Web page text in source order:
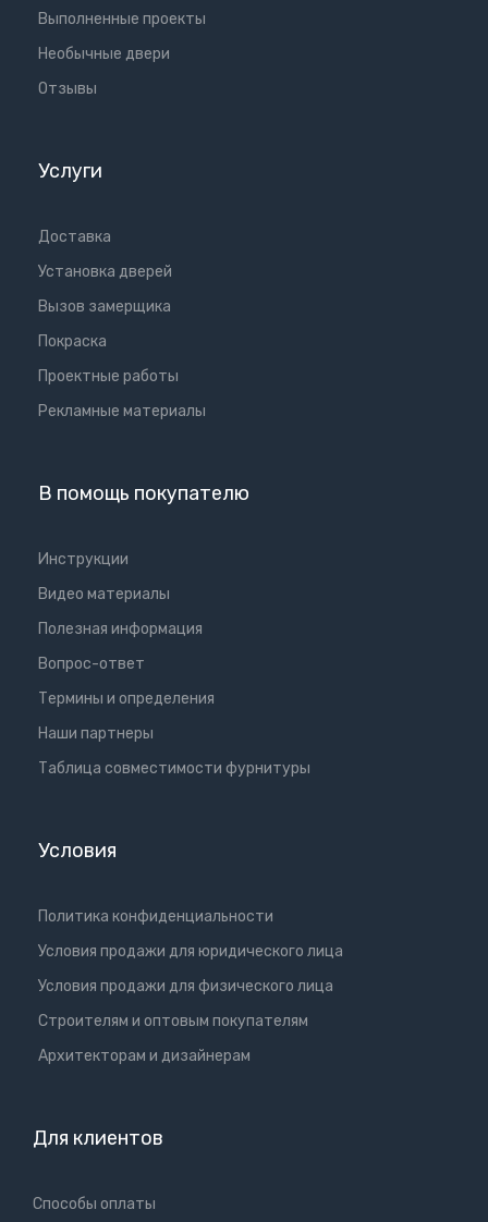
Выполненные проекты
Необычные двери
Отзывы
Услуги
Доставка
Установка дверей
Вызов замерщика
Покраска
Проектные работы
Рекламные материалы
В помощь покупателю
Инструкции
Видео материалы
Полезная информация
Вопрос-ответ
Термины и определения
Наши партнеры
Таблица совместимости фурнитуры
Условия
Политика конфиденциальности
Условия продажи для юридического лица
Условия продажи для физического лица
Cтроителям и оптовым покупателям
Aрхитекторам и дизайнерам
Для клиентов
Способы оплаты